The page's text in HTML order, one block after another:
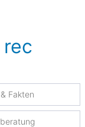
Fakten